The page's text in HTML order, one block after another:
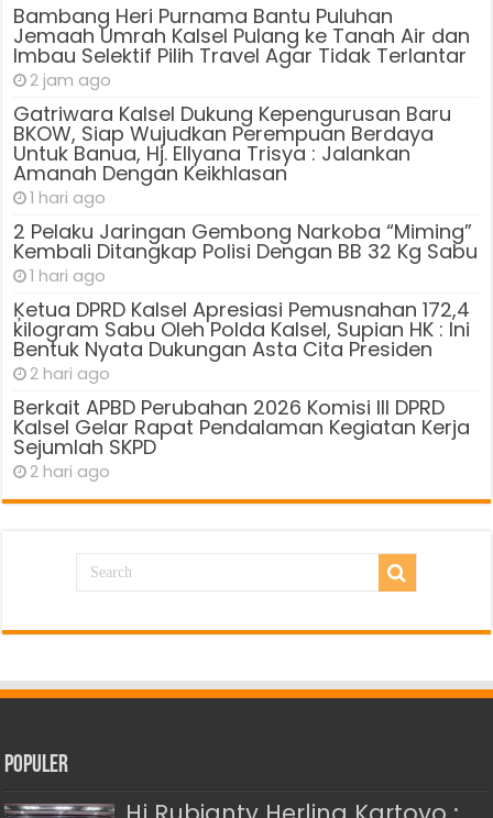
Bambang Heri Purnama Bantu Puluhan
Jemaah Umrah Kalsel Pulang ke Tanah Air dan
Imbau Selektif Pilih Travel Agar Tidak Terlantar
2 jam ago
Gatriwara Kalsel Dukung Kepengurusan Baru
BKOW, Siap Wujudkan Perempuan Berdaya
Untuk Banua, Hj. Ellyana Trisya : Jalankan
Amanah Dengan Keikhlasan
1 hari ago
2 Pelaku Jaringan Gembong Narkoba “Miming”
Kembali Ditangkap Polisi Dengan BB 32 Kg Sabu
1 hari ago
Ķetua DPRD Kalsel Apresiasi Pemusnahan 172,4
kilogram Sabu Oleh Polda Kalsel, Supian HK : Ini
Bentuk Nyata Dukungan Asta Cita Presiden
2 hari ago
Berkait APBD Perubahan 2026 Komisi III DPRD
Kalsel Gelar Rapat Pendalaman Kegiatan Kerja
Sejumlah SKPD
2 hari ago
Populer